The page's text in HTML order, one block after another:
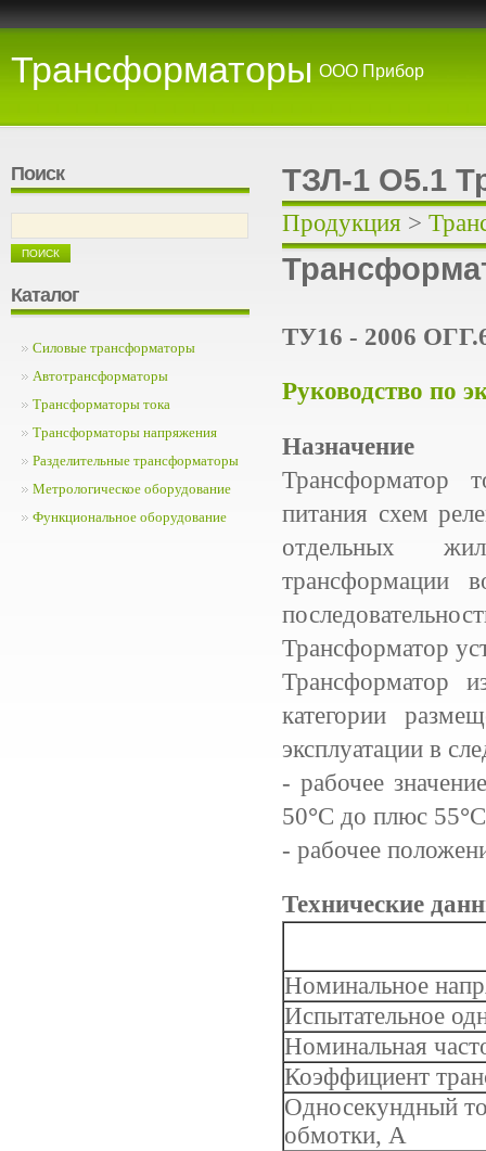
Трансформаторы ООО Прибор
Поиск
Каталог
Силовые трансформаторы
Автотрансформаторы
Трансформаторы тока
Трансформаторы напряжения
Разделительные трансформаторы
Метрологическое оборудование
Функциональное оборудование
ТЗЛ-1 О5.1
Продукция >
ТУ16 - 2006
Руководство по
Назначение
Трансформатор
питания схем
отдельных
трансформации
Трансформатор
Трансформатор
категории
эксплуатации в
- рабочее
50°С до плюс 55°
- рабочее
Технические
Номинальное
Испытательное
Номинальная
Коэффициент
Односекундный
обмотки, А